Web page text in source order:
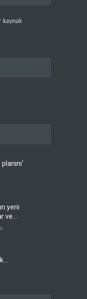
kaynak
yeni
ve